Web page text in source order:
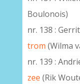
Boulonois)
nr. 138 :
trom (Wilma
nr. 139 :
zee (Rik